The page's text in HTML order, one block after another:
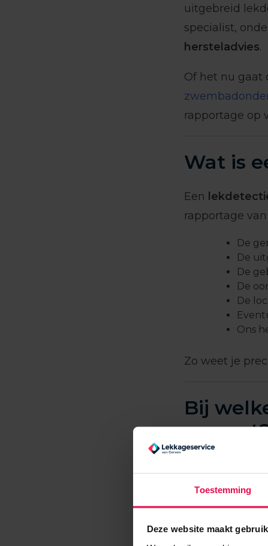
Toestemming
Deze website maakt
uitgebreid
specialist,
hersteladvies.
Of het nu gaat
rapportage op
Wat is
Een
rapportage
De
De
De
De
De
Ons
Zo weet je
Bij
verdere traject